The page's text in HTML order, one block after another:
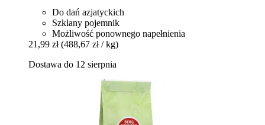
Do dań azjatyckich
Szklany pojemnik
Możliwość ponownego napełnienia
21,99 zł (488,67 zł / kg)
Dostawa do 12 sierpnia